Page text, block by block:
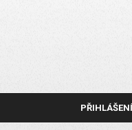
PŘIHLÁŠENÍ